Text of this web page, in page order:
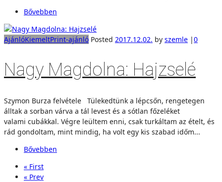
Bővebben
AjánlóKiemeltPrint-ajánló Posted 2017.12.02. by szemle |0
Nagy Magdolna: Hajzselé
Szymon Burza felvétele Tülekedtünk a lépcsőn, rengetegen
álltak a sorban várva a tál levest és a sótlan főzeléket
valami cubákkal. Végre leültem enni, csak turkáltam az ételt, és
rád gondoltam, mint mindig, ha volt egy kis szabad időm...
Bővebben
« First
« Prev